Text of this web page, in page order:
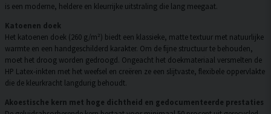
is een moderne, heldere en kleurrijke uitstraling die lang meegaat.
Katoenen doek
Het katoenen doek (260 g/m²) biedt een klassieke, matte textuur met natuurlijke
warmte en een handgeschilderd karakter. Om de fijne structuur te behouden,
moet het droog worden gedroogd. Ongeacht het doekmateriaal versmelten de
HP Latex-inkten met het weefsel en creëren ze een slijtvaste, flexibele oppervlakte
die de kleurkracht langdurig behoudt.
Akoestische kern met hoge dichtheid en gedocumenteerde prestaties